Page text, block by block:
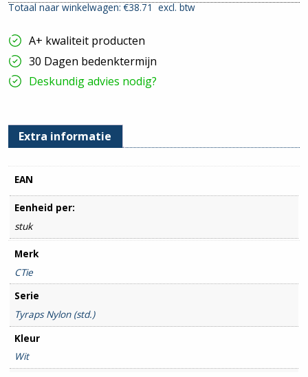
Tyraps
|
Per
100
stuks
hoeveelheid
Totaal naar winkelwagen: €38.71excl. btw
A+ kwaliteit producten
30 Dagen bedenktermijn
Deskundig advies nodig?
Extra informatie
EAN
Eenheid per:
stuk
Merk
CTie
Serie
Tyraps Nylon (std.)
Kleur
Wit